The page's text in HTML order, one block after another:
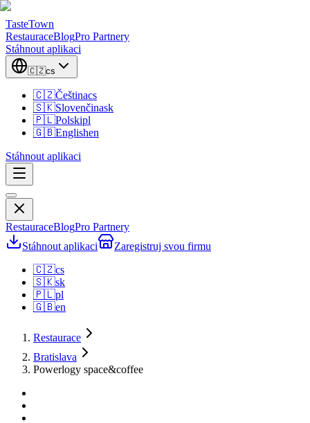
TasteTown
RestauraceBlogPro Partnery
Stáhnout aplikaci
🇨🇿cs
🇨🇿Češtinacs
🇸🇰Slovenčinask
🇵🇱Polskipl
🇬🇧Englishen
Stáhnout aplikaci
RestauraceBlogPro Partnery
Stáhnout aplikaci
Zaregistruj svou firmu
🇨🇿cs
🇸🇰sk
🇵🇱pl
🇬🇧en
Restaurace
Bratislava
Powerlogy space&coffee